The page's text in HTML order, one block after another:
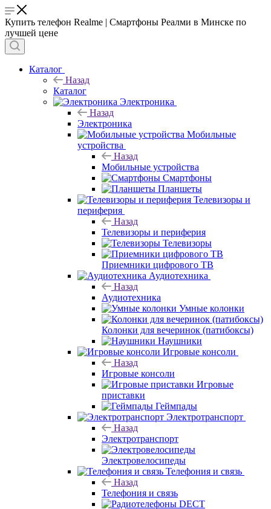
Купить телефон Realme | Смартфоны Реалми в Минске по
лучшей цене
Каталог
Назад
Каталог
Электроника
Назад
Электроника
Мобильные
устройства
Назад
Мобильные устройства
Смартфоны
Планшеты
Телевизоры и
периферия
Назад
Телевизоры и периферия
Телевизоры
Приемники цифрового ТВ
Аудиотехника
Назад
Аудиотехника
Умные колонки
Колонки для вечеринок (патибоксы)
Наушники
Игровые консоли
Назад
Игровые консоли
Игровые
приставки
Геймпады
Электротранспорт
Назад
Электротранспорт
Электровелосипеды
Телефония и связь
Назад
Телефония и связь